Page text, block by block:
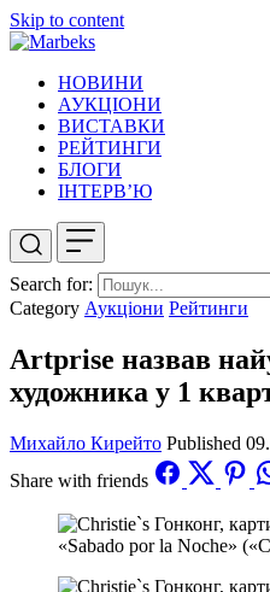
Skip to content
НОВИНИ
АУКЦІОНИ
ВИСТАВКИ
РЕЙТИНГИ
БЛОГИ
ІНТЕРВ’Ю
Search for:
Category Аукціони Рейтинги
Artprise назвав
художника у 1
Михайло Кирейто Published
Share with friends